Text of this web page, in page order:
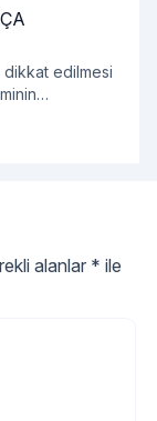
edilmesi
alanlar * ile